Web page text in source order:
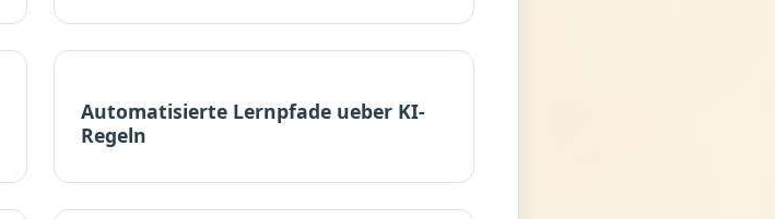
Automatisierte Lernpfade ueber KI-
Regeln